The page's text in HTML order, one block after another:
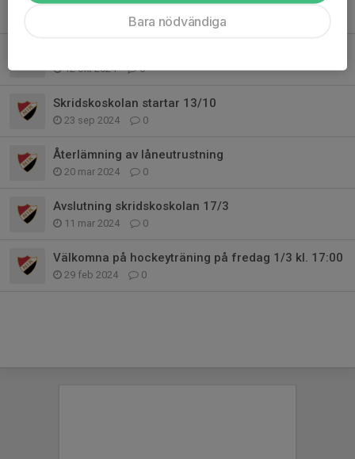
0
12 okt 2024 0
Skridskoskolan startar 13/10
23 sep 2024 0
Återlämning av låneutrustning
20 mar 2024 0
Avslutning skridskoskolan 17/3
11 mar 2024 0
Välkomna på hockeyträning på fredag 1/3 kl. 17:00
29 feb 2024 0
Bara nödvändiga